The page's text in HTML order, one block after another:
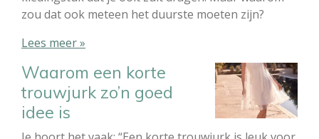
zou dat ook meteen het duurste moeten zijn?
Lees meer »
Waarom een korte
trouwjurk zo’n goed
idee is